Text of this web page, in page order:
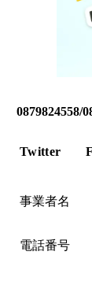
0879824558/
Twitter
事業者名
電話番号